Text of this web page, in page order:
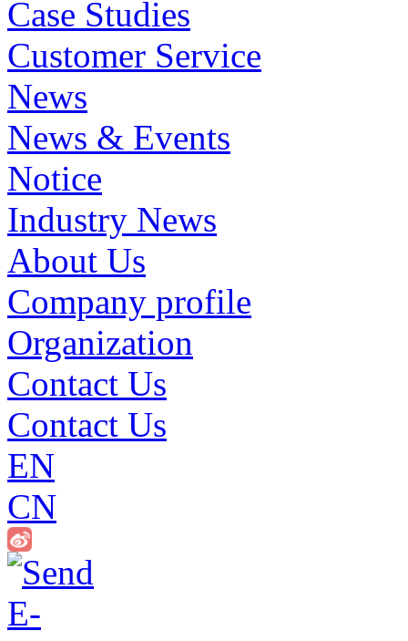
Case Studies
Customer Service
News
News & Events
Notice
Industry News
About Us
Company profile
Organization
Contact Us
Contact Us
EN
CN